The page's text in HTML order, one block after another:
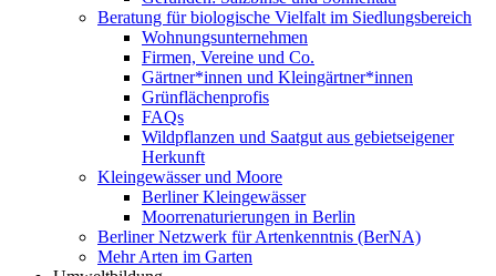
Beratung für biologische Vielfalt im Siedlungsbereich
Wohnungsunternehmen
Firmen, Vereine und Co.
Gärtner*innen und Kleingärtner*innen
Grünflächenprofis
FAQs
Wildpflanzen und Saatgut aus gebietseigener
Herkunft
Kleingewässer und Moore
Berliner Kleingewässer
Moorrenaturierungen in Berlin
Berliner Netzwerk für Artenkenntnis (BerNA)
Mehr Arten im Garten